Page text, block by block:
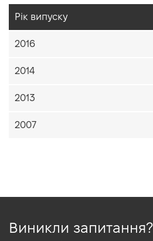
Рік випуску
2016
2014
2013
2007
Виникли